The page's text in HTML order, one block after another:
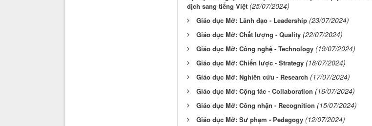
dịch sang tiếng Việt (25/07/2024)
Giáo dục Mở: Lãnh đạo - Leadership (23/07/2024)
Giáo dục Mở: Chất lượng - Quality (22/07/2024)
Giáo dục Mở: Công nghệ - Technology (19/07/2024)
Giáo dục Mở: Chiến lược - Strategy (18/07/2024)
Giáo dục Mở: Nghiên cứu - Research (17/07/2024)
Giáo dục Mở: Cộng tác - Collaboration (16/07/2024)
Giáo dục Mở: Công nhận - Recognition (15/07/2024)
Giáo dục Mở: Sư phạm - Pedagogy (12/07/2024)